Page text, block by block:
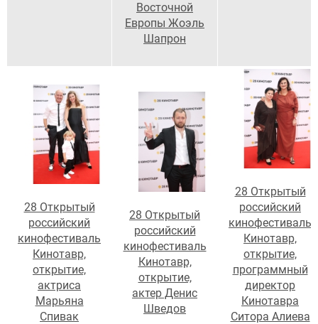
Восточной
Европы Жоэль
Шапрон
28 Открытый
российский
кинофестиваль
Кинотавр,
открытие,
актриса
Марьяна
Спивак
28 Открытый
российский
кинофестиваль
Кинотавр,
открытие,
актер Денис
Шведов
28 Открытый
российский
кинофестиваль
Кинотавр,
открытие,
программный
директор
Кинотавра
Ситора Алиева